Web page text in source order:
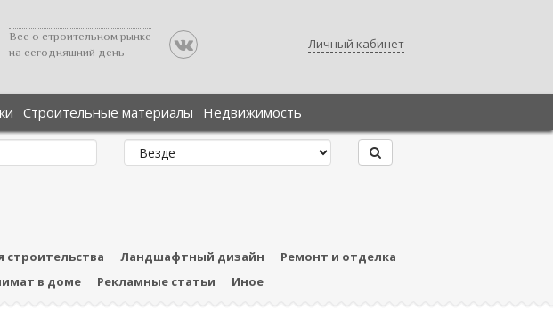
Все о строительном рынке
на сегодняшний день
Личный кабинет
Строительные материалы Недвижимость
Ландшафтный дизайн
Ремонт и отделка
в доме Рекламные статьи Иное